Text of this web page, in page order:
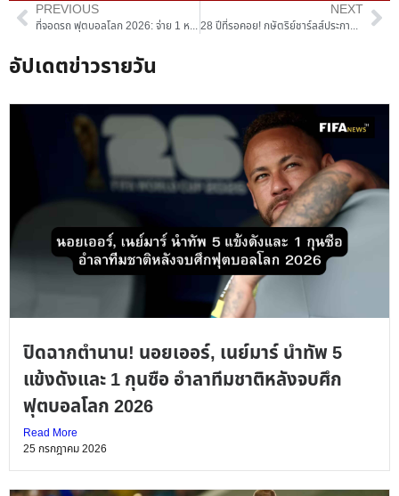
PREVIOUS
ที่จอดรถ ฟุตบอลโลก 2026: จ่าย 1 หมื่นบาท แต่ยังต้องเดินต่ออีก 20 นาที!
NEXT
28 ปีที่รอคอย! กษัตริย์ชาร์ลส์ประกาศวันหยุดให้สก็อตแลนด์รับบอลโลก 2026
อัปเดตข่าวรายวัน
ปิดฉากตำนาน! นอยเออร์, เนย์มาร์ นำทัพ 5
แข้งดังและ 1 กุนซือ อำลาทีมชาติหลังจบศึก
ฟุตบอลโลก 2026
Read More
25 กรกฎาคม 2026